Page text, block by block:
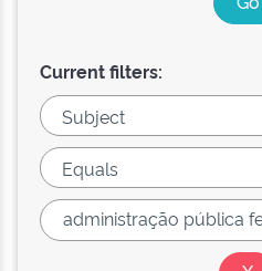
Current filters: